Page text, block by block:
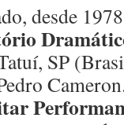
desde
SP